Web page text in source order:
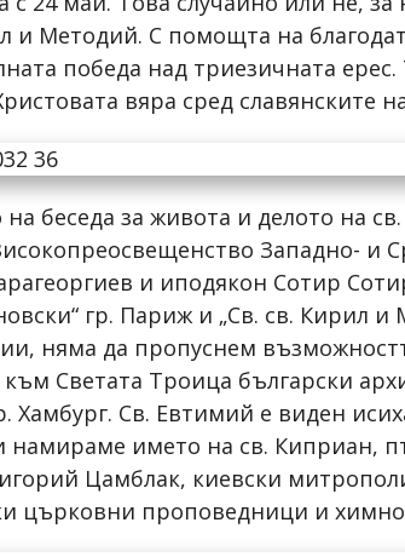
и Методий. С помощта на
победа над триезичната
вяра сред славянските
беседа за живота и делото на
Западно-
и иподякон Сотир
гр. Париж и „Св. св. Кирил и
няма да пропуснем
Светата Троица български
Хамбург. Св. Евтимий е виден
намираме името на св. Киприан,
Цамблак, киевски
църковни проповедници и